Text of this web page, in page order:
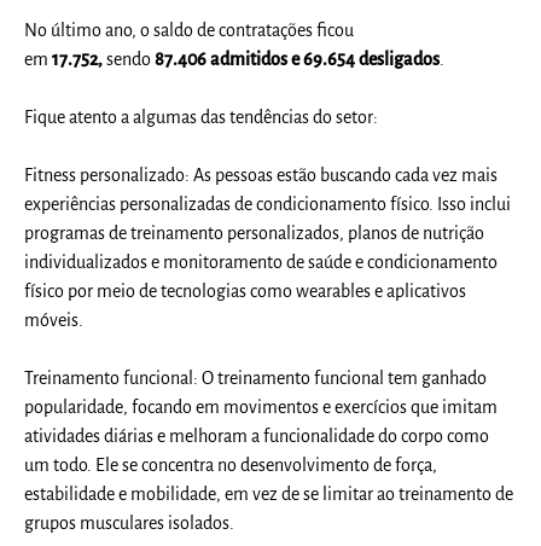
No último ano, o saldo de contratações ficou
em17.752,sendo87.406 admitidos e 69.654 desligados
Fique atento a algumas das tendências do setor:
Fitness personalizado: As pessoas estão buscando cada vez mais
experiências personalizadas de condicionamento físico. Isso inclui
programas de treinamento personalizados, planos de nutrição
individualizados e monitoramento de saúde e condicionamento
físico por meio de tecnologias como wearables e aplicativos
móveis.
Treinamento funcional: O treinamento funcional tem ganhado
popularidade, focando em movimentos e exercícios que imitam
atividades diárias e melhoram a funcionalidade do corpo como
um todo. Ele se concentra no desenvolvimento de força,
estabilidade e mobilidade, em vez de se limitar ao treinamento de
grupos musculares isolados.